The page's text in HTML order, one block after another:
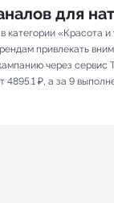
для
категории «Красота
привлекать
через сервис
₽, а за 9